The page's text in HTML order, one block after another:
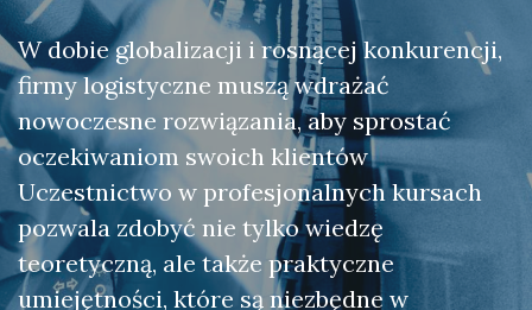
W dobie globalizacji i rosnącej konkurencji,
firmy logistyczne muszą wdrażać
nowoczesne rozwiązania, aby sprostać
oczekiwaniom swoich klientów
Uczestnictwo w profesjonalnych kursach
pozwala zdobyć nie tylko wiedzę
teoretyczną, ale także praktyczne
umiejętności, które są niezbędne w